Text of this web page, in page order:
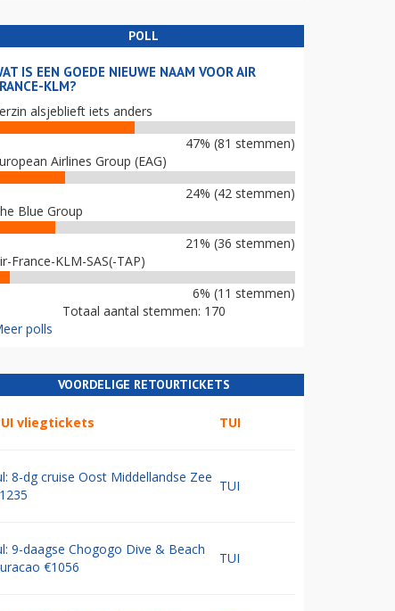
POLL
IS EEN GOEDE NIEUWE NAAM VOOR AIR
KLM?
alsjeblieft iets anders
47% (81 stemmen)
Airlines Group (EAG)
24% (42 stemmen)
Blue Group
21% (36 stemmen)
France-KLM-SAS(-TAP)
6% (11 stemmen)
Totaal aantal stemmen: 170
polls
VOORDELIGE RETOURTICKETS
vliegtickets TUI
8-dg cruise Oost Middellandse Zee
TUI
9-daagse Chogogo Dive & Beach
€1056
TUI